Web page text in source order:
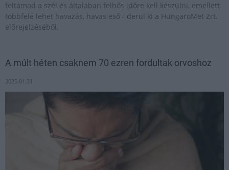
feltámad a szél és általában felhős időre kell készülni, emellett
többfelé lehet havazás, havas eső - derül ki a HungaroMet Zrt.
előrejelzéséből.
A múlt héten csaknem 70 ezren fordultak orvoshoz
2025.01.31